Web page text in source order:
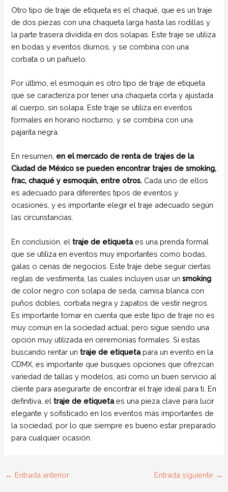
Otro tipo de traje de etiqueta es el chaqué, que es un traje
de dos piezas con una chaqueta larga hasta las rodillas y
la parte trasera dividida en dos solapas. Este traje se utiliza
en bodas y eventos diurnos, y se combina con una
corbata o un pañuelo.
Por último, el esmoquin es otro tipo de traje de etiqueta
que se caracteriza por tener una chaqueta corta y ajustada
al cuerpo, sin solapa. Este traje se utiliza en eventos
formales en horario nocturno, y se combina con una
pajarita negra.
En resumen, en el mercado de renta de trajes de la
Ciudad de México se pueden encontrar trajes de smoking,
frac, chaqué y esmoquin, entre otros. Cada uno de ellos
es adecuado para diferentes tipos de eventos y
ocasiones, y es importante elegir el traje adecuado según
las circunstancias.
En conclusión, el traje de etiquetaes una prenda formal
que se utiliza en eventos muy importantes como bodas,
galas o cenas de negocios. Este traje debe seguir ciertas
reglas de vestimenta, las cuales incluyen usar unsmoking
de color negro con solapa de seda, camisa blanca con
puños dobles, corbata negra y zapatos de vestir negros.
Es importante tomar en cuenta que este tipo de traje no es
muy común en la sociedad actual, pero sigue siendo una
opción muy utilizada en ceremonias formales. Si estás
buscando rentar un traje de etiquetapara un evento en la
CDMX, es importante que busques opciones que ofrezcan
variedad de tallas y modelos, así como un buen servicio al
cliente para asegurarte de encontrar el traje ideal para ti. En
definitiva, el traje de etiquetaes una pieza clave para lucir
elegante y sofisticado en los eventos más importantes de
la sociedad, por lo que siempre es bueno estar preparado
para cualquier ocasión.
← Entrada anterior Entrada siguiente →